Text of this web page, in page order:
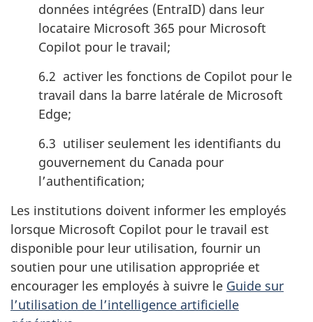
données intégrées (EntraID) dans leur
locataire Microsoft 365 pour Microsoft
Copilot pour le travail;
6.2 activer les fonctions de Copilot pour le
travail dans la barre latérale de Microsoft
Edge;
6.3 utiliser seulement les identifiants du
gouvernement du Canada pour
l’authentification;
Les institutions doivent informer les employés
lorsque Microsoft Copilot pour le travail est
disponible pour leur utilisation, fournir un
soutien pour une utilisation appropriée et
encourager les employés à suivre le Guide sur
l’utilisation de l’intelligence artificielle